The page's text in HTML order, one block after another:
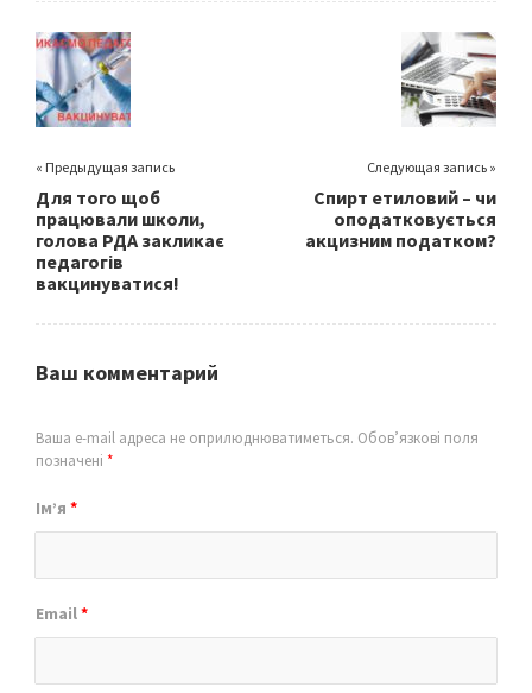
o
o
k
er
« Предыдущая запись
Для того щоб
працювали школи,
голова РДА закликає
педагогів
вакцинуватися!
Следующая запись »
Спирт етиловий – чи
оподатковується
акцизним податком?
Ваш комментарий
Ваша e-mail адреса не оприлюднюватиметься. Обов’язкові поля
позначені *
Ім’я *
Email*